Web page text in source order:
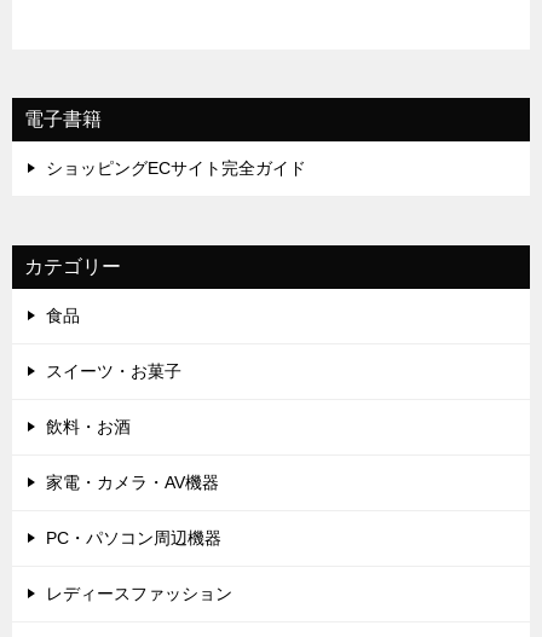
電子書籍
ショッピングECサイト完全ガイド
カテゴリー
食品
スイーツ・お菓子
飲料・お酒
家電・カメラ・AV機器
PC・パソコン周辺機器
レディースファッション